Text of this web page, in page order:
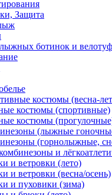
Защита
ботинок и
костюмы (весна-
костюмы (спортивные)
костюмы
(лыжные
(горнолыжные,
и
и ветровки (лето)
и ветровки (весна/осень)
и пуховики (зима)